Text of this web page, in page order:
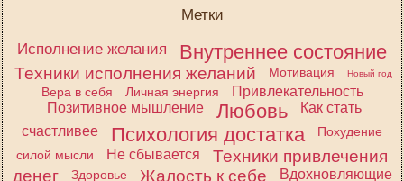
Метки
Исполнение желания
Внутреннее состояние
Техники исполнения желаний Мотивация Новый год
Вера в себя Личная энергия
Привлекательность
Позитивное мышление
Любовь
Как стать
счастливее
Психология достатка
Похудение
силой мысли
Не сбывается
Техники привлечения
денег
Здоровье Жалость к себе Вдохновляющие